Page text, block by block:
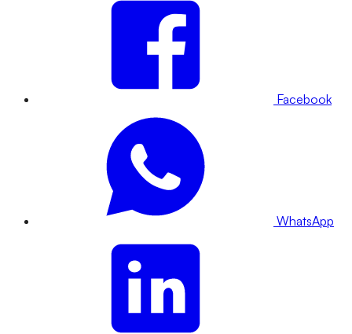
Facebook
WhatsApp